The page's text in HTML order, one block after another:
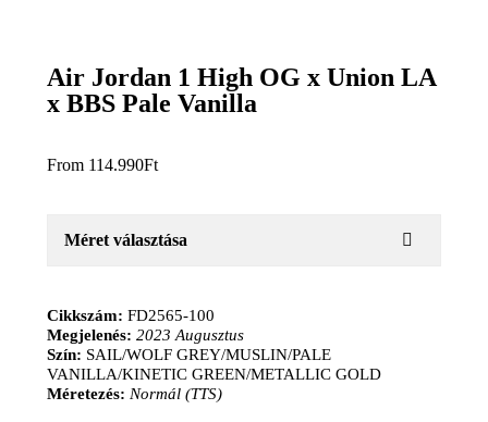
Air Jordan 1 High OG x Union LA
x BBS Pale Vanilla
From 114.990Ft
Méret választása
Cikkszám: FD2565-100
Megjelenés: 2023 Augusztus
Szín: SAIL/WOLF GREY/MUSLIN/PALE
VANILLA/KINETIC GREEN/METALLIC GOLD
Méretezés: Normál (TTS)